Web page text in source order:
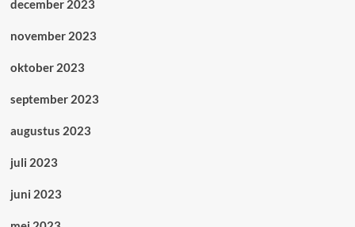
december 2023
november 2023
oktober 2023
september 2023
augustus 2023
juli 2023
juni 2023